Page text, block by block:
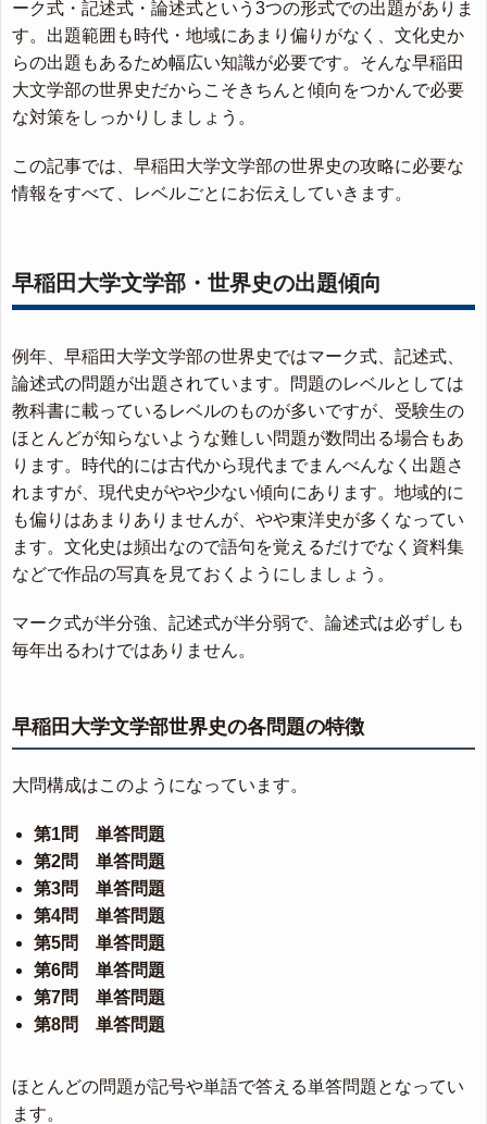
ーク式・記述式・論述式という3つの形式での出題がありま
す。出題範囲も時代・地域にあまり偏りがなく、文化史か
らの出題もあるため幅広い知識が必要です。そんな早稲田
大文学部の世界史だからこそきちんと傾向をつかんで必要
な対策をしっかりしましょう。
この記事では、早稲田大学文学部の世界史の攻略に必要な
情報をすべて、レベルごとにお伝えしていきます。
早稲田大学文学部・世界史の出題傾向
例年、早稲田大学文学部の世界史ではマーク式、記述式、
論述式の問題が出題されています。問題のレベルとしては
教科書に載っているレベルのものが多いですが、受験生の
ほとんどが知らないような難しい問題が数問出る場合もあ
ります。時代的には古代から現代までまんべんなく出題さ
れますが、現代史がやや少ない傾向にあります。地域的に
も偏りはあまりありませんが、やや東洋史が多くなってい
ます。文化史は頻出なので語句を覚えるだけでなく資料集
などで作品の写真を見ておくようにしましょう。
マーク式が半分強、記述式が半分弱で、論述式は必ずしも
毎年出るわけではありません。
早稲田大学文学部世界史の各問題の特徴
大問構成はこのようになっています。
第1問 単答問題
第2問 単答問題
第3問 単答問題
第4問 単答問題
第5問 単答問題
第6問 単答問題
第7問 単答問題
第8問 単答問題
ほとんどの問題が記号や単語で答える単答問題となってい
ます。